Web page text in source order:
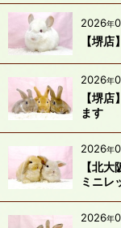
2026年
【堺
2026年
【堺
ます
2026年
【北
ミニレ
2026年